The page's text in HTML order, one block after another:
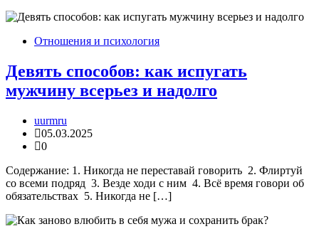
Отношения и психология
Девять способов: как испугать
мужчину всерьез и надолго
uurmru
05.03.2025
0
Содержание: 1. Никогда не переставай говорить 2. Флиртуй
со всеми подряд 3. Везде ходи с ним 4. Всё время говори об
обязательствах 5. Никогда не […]